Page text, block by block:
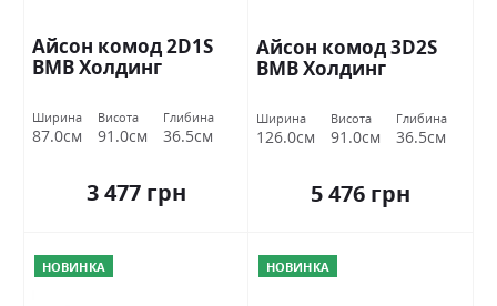
Айсон комод 2D1S
ВМВ Холдинг
Ширина
87.0см
Висота
91.0см
Глибина
36.5см
3 477 грн
Айсон комод 3D2S
ВМВ Холдинг
Ширина
126.0см
Висота
91.0см
Глибина
36.5см
5 476 грн
НОВИНКА НОВИНКА